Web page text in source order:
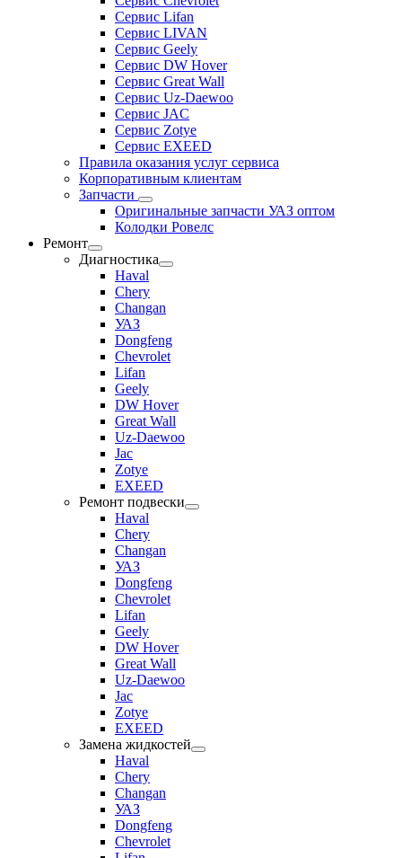
Сервис Lifan
Сервис LIVAN
Сервис Geely
Сервис DW Hover
Сервис Great Wall
Сервис Uz-Daewoo
Сервис JAC
Сервис Zotye
Сервис EXEED
Правила оказания услуг сервиса
Корпоративным клиентам
Запчасти
Оригинальные запчасти УАЗ оптом
Колодки Ровелс
Ремонт
Диагностика
Haval
Chery
Changan
УАЗ
Dongfeng
Chevrolet
Lifan
Geely
DW Hover
Great Wall
Uz-Daewoo
Jac
Zotye
EXEED
Ремонт подвески
Haval
Chery
Changan
УАЗ
Dongfeng
Chevrolet
Lifan
Geely
DW Hover
Great Wall
Uz-Daewoo
Jac
Zotye
EXEED
Замена жидкостей
Haval
Chery
Changan
УАЗ
Dongfeng
Chevrolet